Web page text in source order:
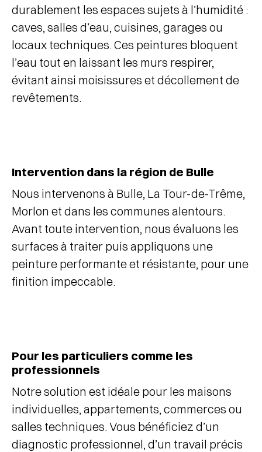
durablement les espaces sujets à l’humidité :
caves, salles d’eau, cuisines, garages ou
locaux techniques. Ces peintures bloquent
l’eau tout en laissant les murs respirer,
évitant ainsi moisissures et décollement de
revêtements.
Intervention dans la région de Bulle
Nous intervenons à Bulle, La Tour-de-Trême,
Morlon et dans les communes alentours.
Avant toute intervention, nous évaluons les
surfaces à traiter puis appliquons une
peinture performante et résistante, pour une
finition impeccable.
Pour les particuliers comme les
professionnels
Notre solution est idéale pour les maisons
individuelles, appartements, commerces ou
salles techniques. Vous bénéficiez d’un
diagnostic professionnel, d’un travail précis